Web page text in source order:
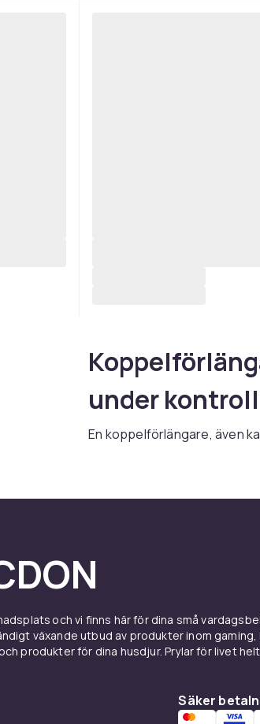
under kontroll
En koppelförlängare, även
halsband och koppel för
Hur fungerar
Koppelförlängare använder
handtag. När husdjuret rör
handtaget låter dig bromsa
att snabbt begränsa
och vi finns här för dina små
växande utbud av produkter inom gaming,
produkter för dina husdjur. Prylar för livet
Säker